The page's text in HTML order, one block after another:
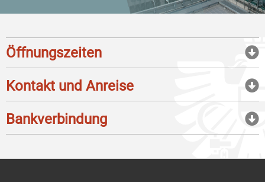
Öffnungszeiten
Kontakt und Anreise
Bankverbindung